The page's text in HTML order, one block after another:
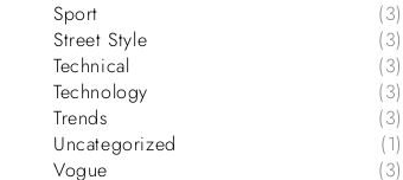
Sport
(3)
Street Style
(3)
Technical
(3)
Technology
(3)
Trends
(3)
Uncategorized
(1)
Vogue
(3)